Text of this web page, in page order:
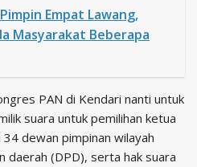
Empat Lawang,
Masyarakat Beberapa
PAN di Kendari nanti untuk
suara untuk pemilihan ketua
dewan pimpinan wilayah
daerah (DPD), serta hak suara